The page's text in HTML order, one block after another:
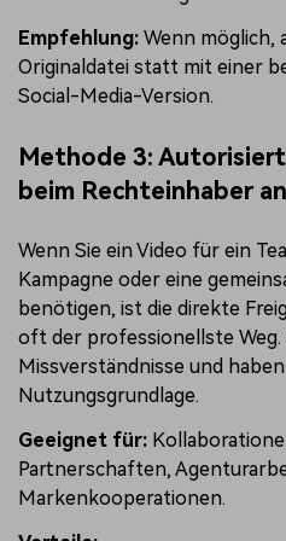
Empfehlung: Wenn möglich,
Originaldatei statt mit einer
Social-Media-Version.
Methode 3:
beim Rechteinhaber
Wenn Sie ein Video für ein
Kampagne oder eine
benötigen, ist die direkte
oft der professionellste Weg.
Missverständnisse und
Nutzungsgrundlage.
Geeignet für:
Partnerschaften,
Markenkooperationen.